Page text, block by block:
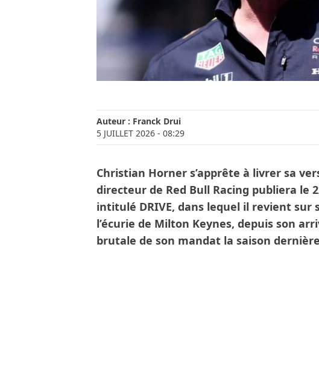
Auteur : Franck Drui
5 JUILLET 2026 - 08:29
Christian Horner s’apprête à livrer sa
directeur de Red Bull Racing publiera le
intitulé DRIVE, dans lequel il revient sur
l’écurie de Milton Keynes, depuis son
brutale de son mandat la saison